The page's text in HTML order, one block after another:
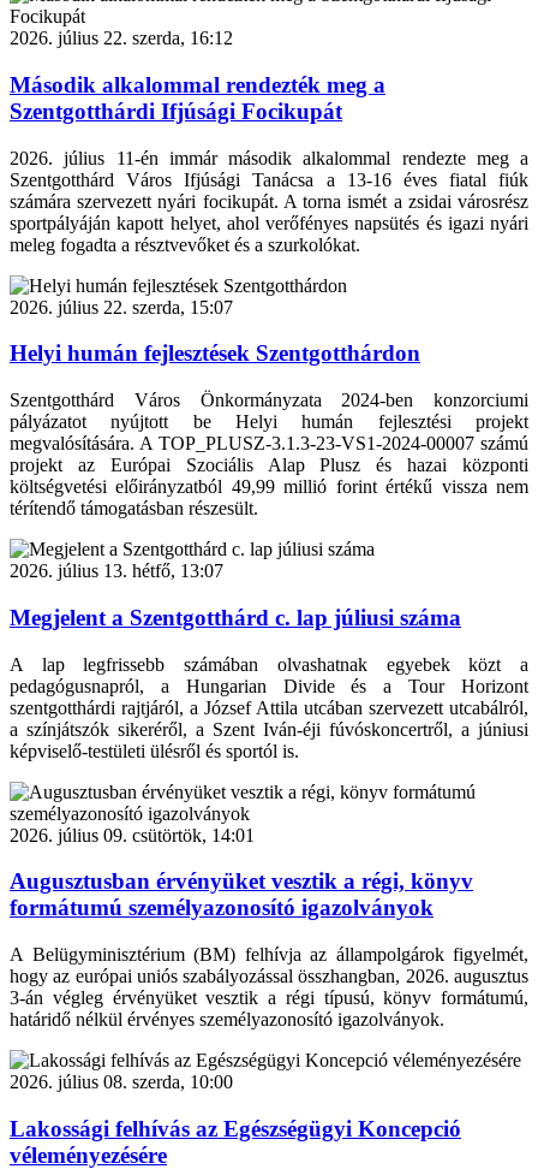
2026. július 22. szerda, 16:12
Második alkalommal rendezték meg a
Szentgotthárdi Ifjúsági Focikupát
2026. július 11-én immár második alkalommal rendezte meg a
Szentgotthárd Város Ifjúsági Tanácsa a 13-16 éves fiatal fiúk
számára szervezett nyári focikupát. A torna ismét a zsidai városrész
sportpályáján kapott helyet, ahol verőfényes napsütés és igazi nyári
meleg fogadta a résztvevőket és a szurkolókat.
2026. július 22. szerda, 15:07
Helyi humán fejlesztések Szentgotthárdon
Szentgotthárd Város Önkormányzata 2024-ben konzorciumi
pályázatot nyújtott be Helyi humán fejlesztési projekt
megvalósítására. A TOP_PLUSZ-3.1.3-23-VS1-2024-00007 számú
projekt az Európai Szociális Alap Plusz és hazai központi
költségvetési előirányzatból 49,99 millió forint értékű vissza nem
térítendő támogatásban részesült.
2026. július 13. hétfő, 13:07
Megjelent a Szentgotthárd c. lap júliusi száma
A lap legfrissebb számában olvashatnak egyebek közt a
pedagógusnapról, a Hungarian Divide és a Tour Horizont
szentgotthárdi rajtjáról, a József Attila utcában szervezett utcabálról,
a színjátszók sikeréről, a Szent Iván-éji fúvóskoncertről, a júniusi
képviselő-testületi ülésről és sportól is.
2026. július 09. csütörtök, 14:01
Augusztusban érvényüket vesztik a régi, könyv
formátumú személyazonosító igazolványok
A Belügyminisztérium (BM) felhívja az állampolgárok figyelmét,
hogy az európai uniós szabályozással összhangban, 2026. augusztus
3-án végleg érvényüket vesztik a régi típusú, könyv formátumú,
határidő nélkül érvényes személyazonosító igazolványok.
2026. július 08. szerda, 10:00
Lakossági felhívás az Egészségügyi Koncepció
véleményezésére